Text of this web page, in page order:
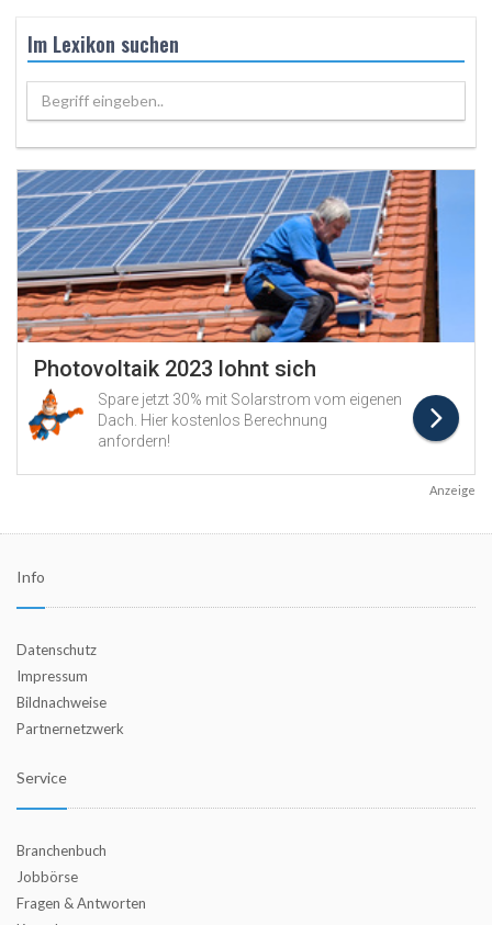
Im Lexikon suchen
Begriff eingeben..
Anzeige
Info
Datenschutz
Impressum
Bildnachweise
Partnernetzwerk
Service
Branchenbuch
Jobbörse
Fragen & Antworten